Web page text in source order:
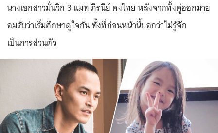
นางเอกสาวมั่นวิก 3 แมท ภีรนีย์ คงไทย หลังจากทั้งคู่ออกมาย
อมรับว่าเริ่มศึกษาดูใจกัน ทั้งที่ก่อนหน้านี้บอกว่าไม่รู้จัก
เป็นการส่วนตัว